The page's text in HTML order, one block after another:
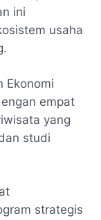
ini
usaha
Ekonomi
empat
yang
studi
strategis